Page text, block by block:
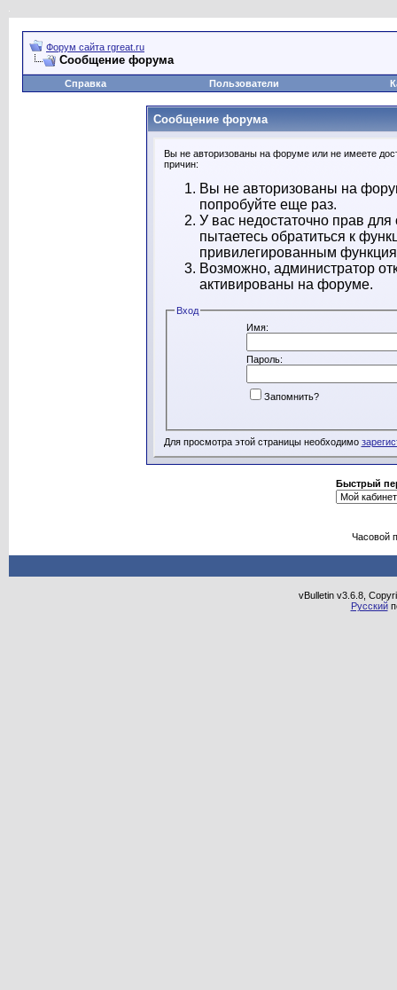
Форум сайта rgreat.ru
Сообщение форума
Справка Пользователи
Сообщение форума
Вы не авторизованы на форуме или не имеете
причин:
Вы не авторизованы на
попробуйте еще раз.
У вас недостаточно прав
пытаетесь обратиться к
привилегированным
Возможно, администратор
активированы на форуме.
Вход
Имя:
Пароль:
Запомнить?
Для просмотра этой страницы необходимо
Быстрый
Часовой
vBulletin v3.6.8,
Русский